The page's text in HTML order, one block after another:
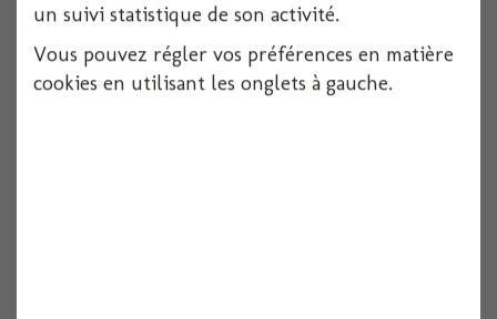
Voir
un suivi statistique de son activité.
Vous pouvez régler vos préférences en matière
cookies en utilisant les onglets à gauche.